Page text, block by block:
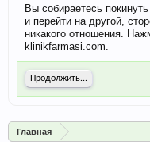
Вы собираетесь
и перейти на другой,
никакого отношения.
klinikfarmasi.com.
Продолжить...
Главная